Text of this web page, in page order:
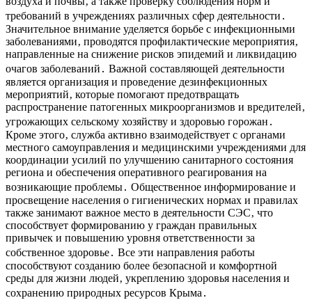
требований в учреждениях различных сфер деятельности․
Значительное внимание уделяется борьбе с инфекционными
заболеваниями‚ проводятся профилактические мероприятия‚
направленные на снижение рисков эпидемий и ликвидацию
очагов заболеваний․ Важной составляющей деятельности
является организация и проведение дезинфекционных
мероприятий‚ которые помогают предотвращать
распространение патогенных микроорганизмов и вредителей‚
угрожающих сельскому хозяйству и здоровью горожан․
Кроме этого‚ служба активно взаимодействует с органами
местного самоуправления и медицинскими учреждениями для
координации усилий по улучшению санитарного состояния
региона и обеспечения оперативного реагирования на
возникающие проблемы․ Общественное информирование и
просвещение населения о гигиенических нормах и правилах
также занимают важное место в деятельности СЭС‚ что
способствует формированию у граждан правильных
привычек и повышению уровня ответственности за
собственное здоровье․ Все эти направления работы
способствуют созданию более безопасной и комфортной
среды для жизни людей‚ укреплению здоровья населения и
сохранению природных ресурсов Крыма․